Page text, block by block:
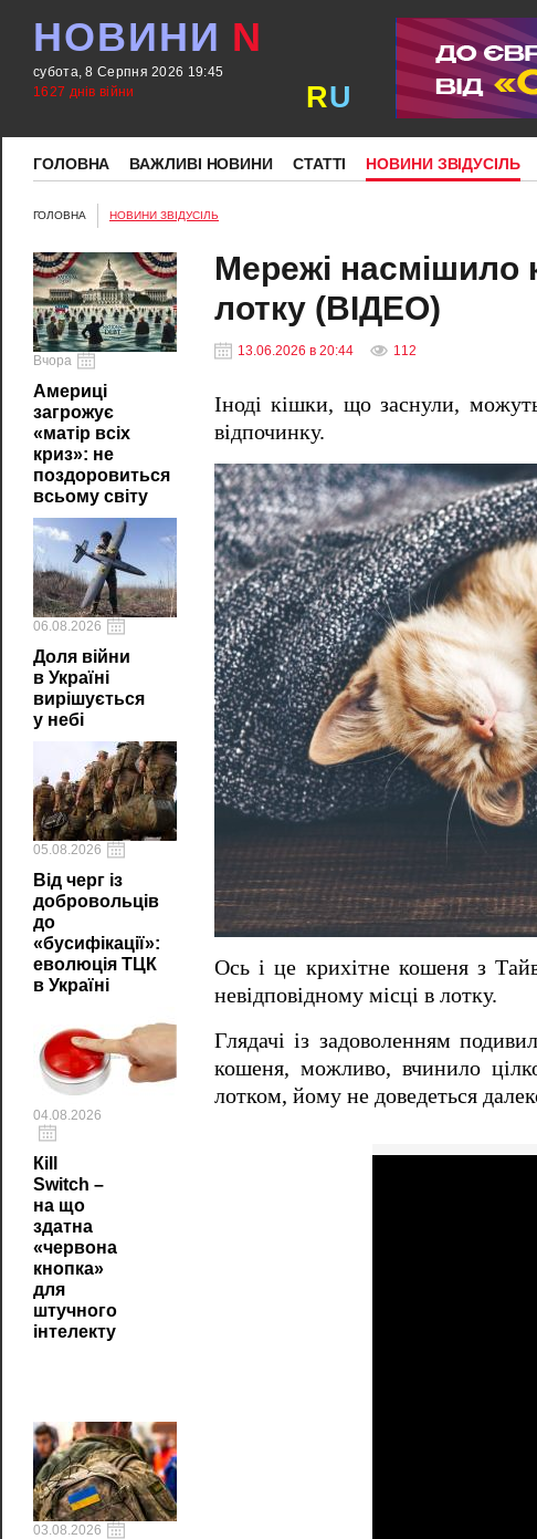
НОВИНИ N
субота, 8 Серпня 2026 19:45
1627 днів війни
RU
ГОЛОВНА ВАЖЛИВІ НОВИНИ СТАТТІ НОВИНИ ЗВІДУСІЛЬ
ГОЛОВНА НОВИНИ ЗВІДУСІЛЬ
Вчора
Америці
загрожує
«матір всіх
криз»: не
поздоровиться
всьому світу
06.08.2026
Доля війни
в Україні
вирішується
у небі
05.08.2026
Від черг із
добровольців
до
«бусифікації»:
еволюція ТЦК
в Україні
04.08.2026
Кill
Switch –
на що
здатна
«червона
кнопка»
для
штучного
інтелекту
03.08.2026
Мережі насмішило
лотку (ВІДЕО)
13.06.2026 в 20:44 112
Іноді кішки, що заснули,
відпочинку.
Ось і це крихітне кошеня з
невідповідному місці в лотку.
Глядачі із задоволенням
кошеня, можливо, вчинило
лотком, йому не доведеться